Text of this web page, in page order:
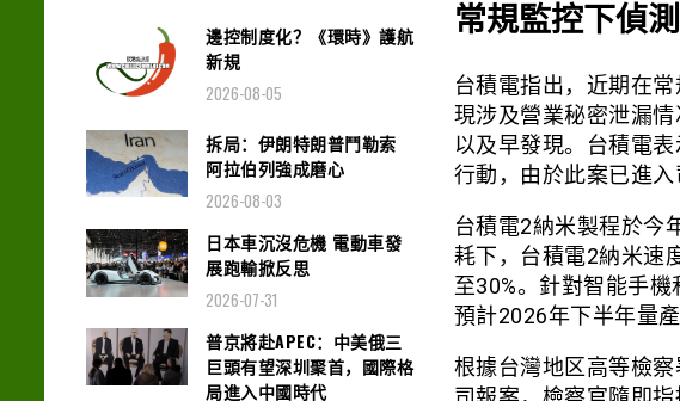
常規監控下偵
台積電指出，近期在
現涉及營業秘密泄漏
以及早發現。台積電
行動，由於此案已進入
台積電2納米製程於今
耗下，台積電2納米速
至30%。針對智能手機
預計2026年下半年量產
根據台灣地区高等檢
邊控制度化？《環時》護航
新規
2026-08-05
拆局：伊朗特朗普鬥勒索
阿拉伯列強成磨心
2026-08-03
日本車沉沒危機 電動車發
展跑輸掀反思
2026-07-31
普京將赴APEC：中美俄三
巨頭有望深圳聚首，國際格
局進入中國時代